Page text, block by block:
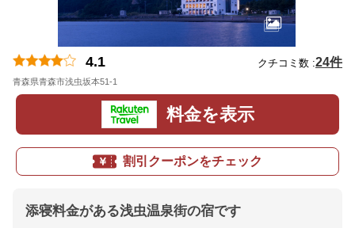
4.1 クチコミ数 :24件
青森県青森市浅虫坂本51-1
料金を表示
割引クーポンをチェック
添寝料金がある浅虫温泉街の宿です